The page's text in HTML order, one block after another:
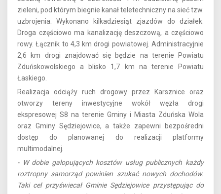
zieleni, pod którym biegnie kanał teletechniczny na sieć tzw.
uzbrojenia. Wykonano kilkadziesiąt zjazdów do działek.
Droga częściowo ma kanalizację deszczową, a częściowo
rowy. Łącznik to 4,3 km drogi powiatowej. Administracyjnie
2,6 km drogi znajdować się będzie na terenie Powiatu
Zduńskowolskiego a blisko 1,7 km na terenie Powiatu
Łaskiego.
Realizacja odciąży ruch drogowy przez Karsznice oraz
otworzy tereny inwestycyjne wokół węzła drogi
ekspresowej S8 na terenie Gminy i Miasta Zduńska Wola
oraz Gminy Sędziejowice, a także zapewni bezpośredni
dostęp do planowanej do realizacji platformy
multimodalnej.
- W dobie galopujących kosztów usług publicznych każdy
roztropny samorząd powinien szukać nowych dochodów.
Taki cel przyświecał Gminie Sędziejowice przystępując do